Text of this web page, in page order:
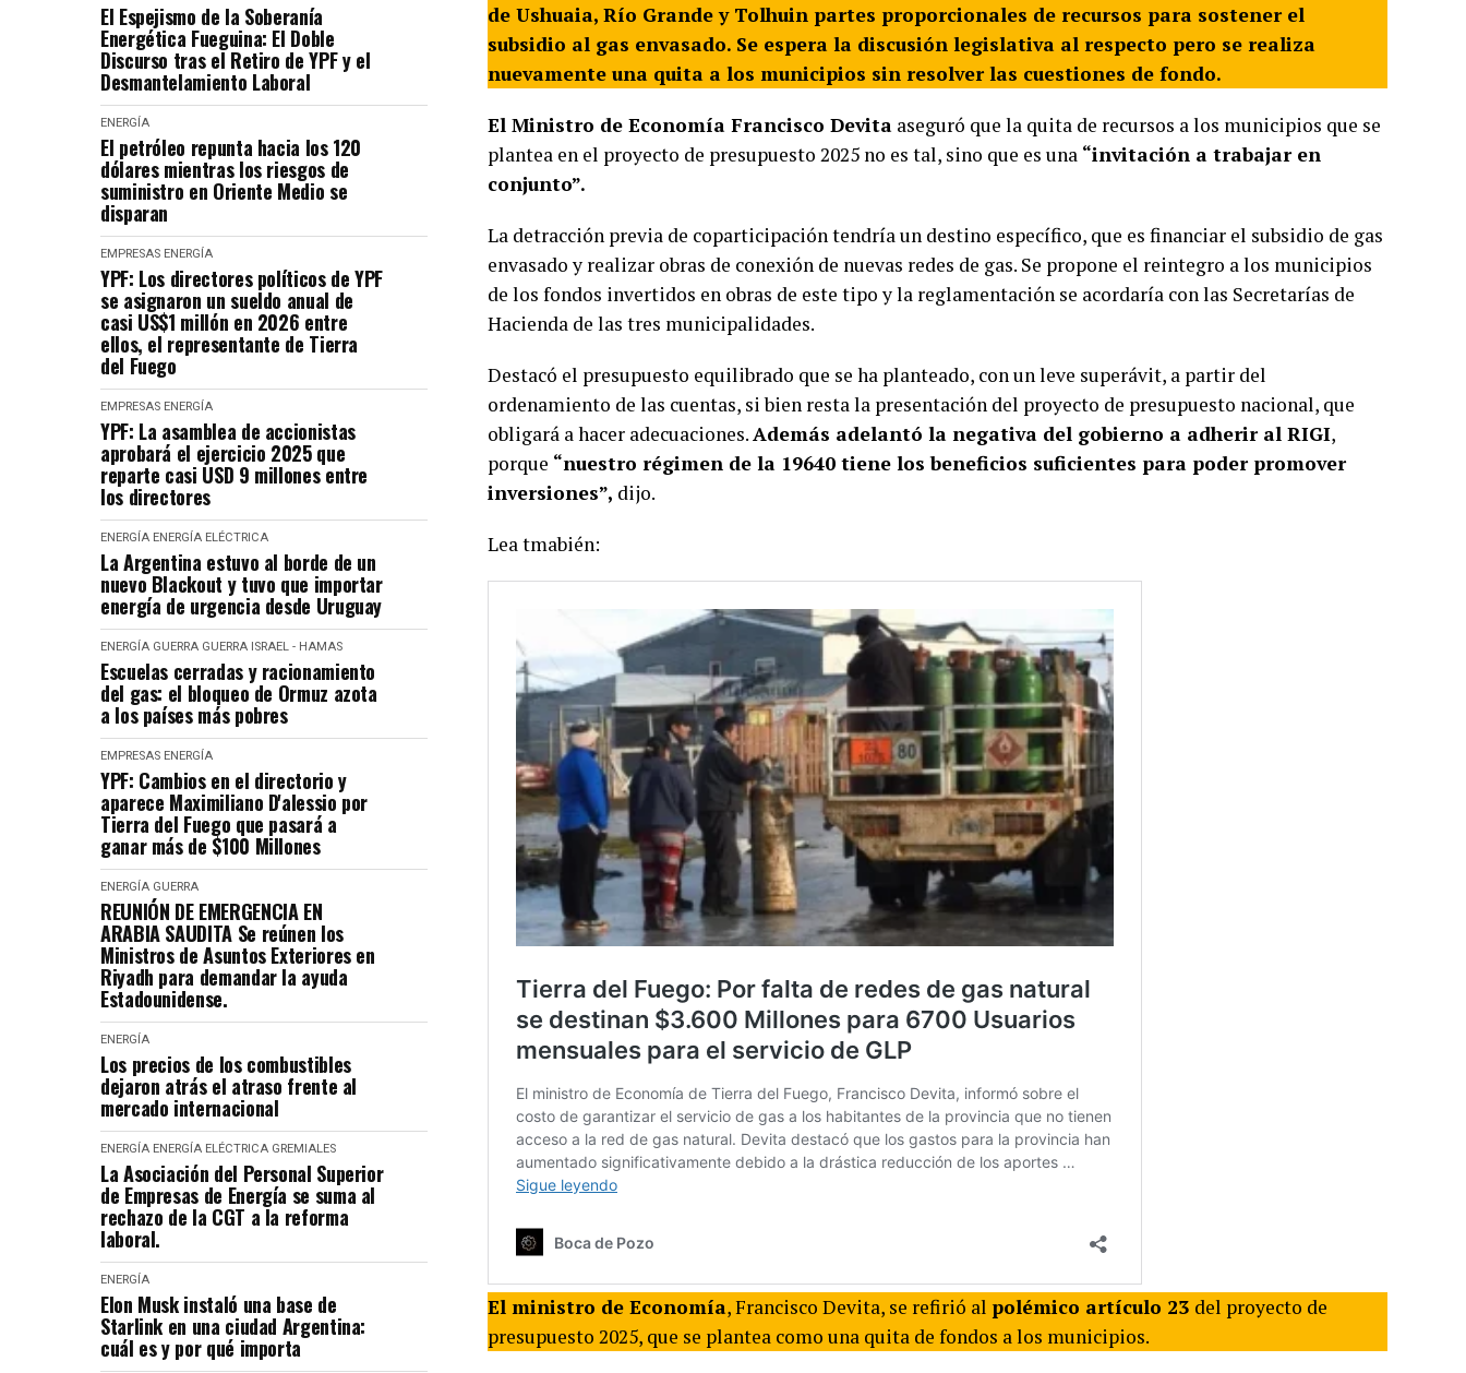
El Espejismo de la Soberanía
Energética Fueguina: El Doble
Discurso tras el Retiro de YPF y el
Desmantelamiento Laboral
ENERGÍA
El petróleo repunta hacia los 120
dólares mientras los riesgos de
suministro en Oriente Medio se
disparan
EMPRESAS ENERGÍA
YPF: Los directores políticos de YPF
se asignaron un sueldo anual de
casi US$1 millón en 2026 entre
ellos, el representante de Tierra
del Fuego
EMPRESAS ENERGÍA
YPF: La asamblea de accionistas
aprobará el ejercicio 2025 que
reparte casi USD 9 millones entre
los directores
ENERGÍA ENERGÍA ELÉCTRICA
La Argentina estuvo al borde de un
nuevo Blackout y tuvo que importar
energía de urgencia desde Uruguay
ENERGÍA GUERRA GUERRA ISRAEL - HAMAS
Escuelas cerradas y racionamiento
del gas: el bloqueo de Ormuz azota
a los países más pobres
EMPRESAS ENERGÍA
YPF: Cambios en el directorio y
aparece Maximiliano D'alessio por
Tierra del Fuego que pasará a
ganar más de $100 Millones
ENERGÍA GUERRA
REUNIÓN DE EMERGENCIA EN
ARABIA SAUDITA Se reúnen los
Ministros de Asuntos Exteriores en
Riyadh para demandar la ayuda
Estadounidense.
ENERGÍA
Los precios de los combustibles
dejaron atrás el atraso frente al
mercado internacional
ENERGÍA ENERGÍA ELÉCTRICA GREMIALES
La Asociación del Personal Superior
de Empresas de Energía se suma al
rechazo de la CGT a la reforma
laboral.
ENERGÍA
Elon Musk instaló una base de
Starlink en una ciudad Argentina:
cuál es y por qué importa
de Ushuaia, Río Grande y Tolhuin partes proporcionales de recursos para sostener el
subsidio al gas envasado. Se espera la discusión legislativa al respecto pero se realiza
nuevamente una quita a los municipios sin resolver las cuestiones de fondo.
El Ministro de Economía Francisco Devita aseguró que la quita de recursos a los municipios que se
plantea en el proyecto de presupuesto 2025 no es tal, sino que es una “invitación a trabajar en
conjunto”.
La detracción previa de coparticipación tendría un destino específico, que es financiar el subsidio de gas
envasado y realizar obras de conexión de nuevas redes de gas. Se propone el reintegro a los municipios
de los fondos invertidos en obras de este tipo y la reglamentación se acordaría con las Secretarías de
Hacienda de las tres municipalidades.
Destacó el presupuesto equilibrado que se ha planteado, con un leve superávit, a partir del
ordenamiento de las cuentas, si bien resta la presentación del proyecto de presupuesto nacional, que
obligará a hacer adecuaciones.Además adelantó la negativa del gobierno a adherir al RIGI,
porque “nuestro régimen de la 19640 tiene los beneficios suficientes para poder promover
inversiones”, dijo.
Lea tmabién:
El ministro de Economía, Francisco Devita, se refirió al polémico artículo 23 del proyecto de
presupuesto 2025, que se plantea como una quita de fondos a los municipios.